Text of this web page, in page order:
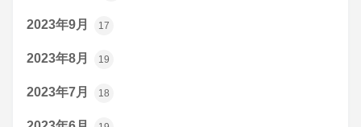
2023年9月 17
2023年8月 19
2023年7月 18